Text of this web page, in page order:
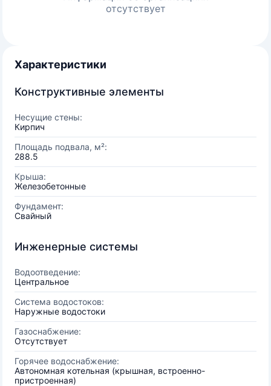
отсутствует
Характеристики
Конструктивные элементы
Несущие стены:
Кирпич
Площадь подвала, м²:
288.5
Крыша:
Железобетонные
Фундамент:
Свайный
Инженерные системы
Водоотведение:
Центральное
Система водостоков:
Наружные водостоки
Газоснабжение:
Отсутствует
Горячее водоснабжение:
Автономная котельная (крышная, встроенно-
пристроенная)